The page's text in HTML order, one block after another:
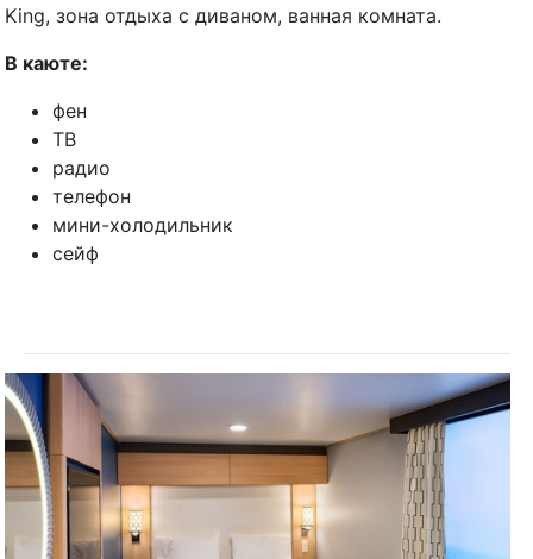
King, зона отдыха с диваном, ванная комната.
В каюте:
фен
ТВ
радио
телефон
мини-холодильник
сейф